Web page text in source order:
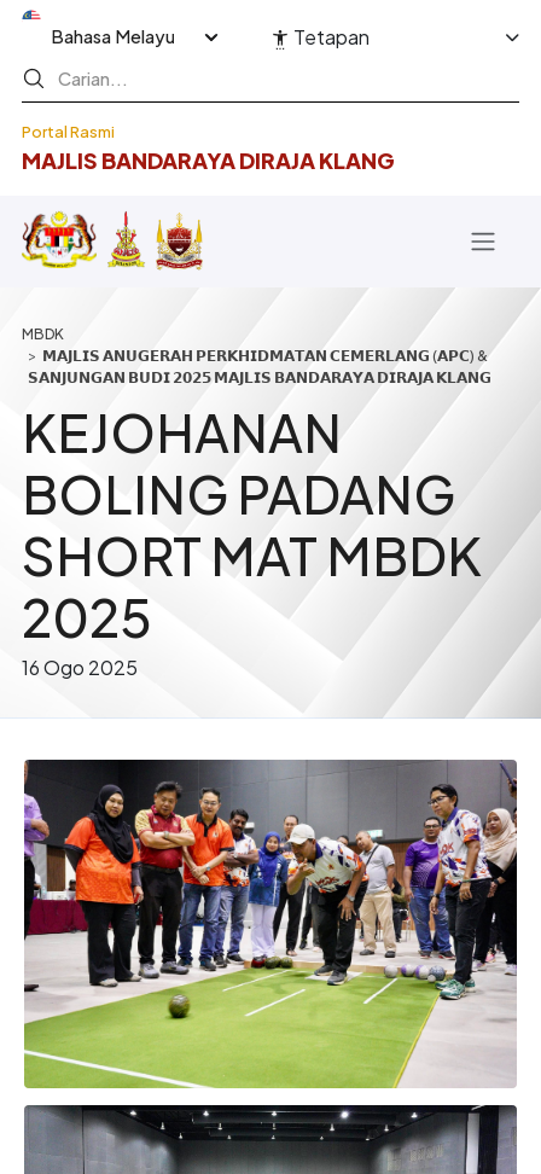
Langkau ke kandungan utama
Portal Rasmi
MAJLIS BANDARAYA DIRAJA KLANG
Select your language Tetapan
Breadcrumb
𝗠𝗔𝗝𝗟𝗜𝗦 𝗔𝗡𝗨𝗚𝗘𝗥𝗔𝗛 𝗣𝗘𝗥𝗞𝗛𝗜𝗗𝗠𝗔𝗧𝗔𝗡 𝗖𝗘𝗠𝗘𝗥𝗟𝗔𝗡𝗚 (𝗔𝗣𝗖) &
𝗦𝗔𝗡𝗝𝗨𝗡𝗚𝗔𝗡 𝗕𝗨𝗗𝗜 𝟮𝟬𝟮𝟱 𝗠𝗔𝗝𝗟𝗜𝗦 𝗕𝗔𝗡𝗗𝗔𝗥𝗔𝗬𝗔 𝗗𝗜𝗥𝗔𝗝𝗔 𝗞𝗟𝗔𝗡𝗚
KEJOHANAN
BOLING PADANG
SHORT MAT MBDK
2025
16 Ogo 2025